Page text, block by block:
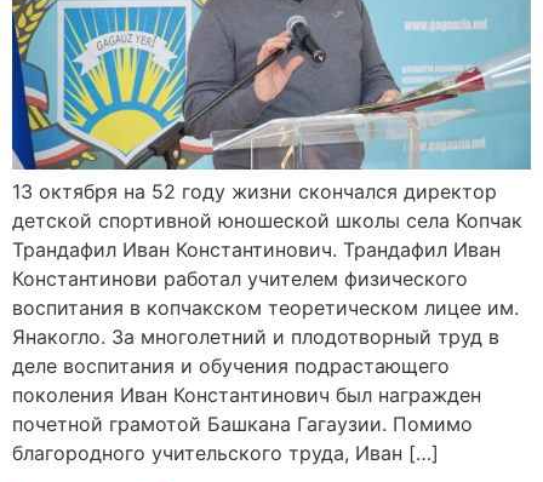
13 октября на 52 году жизни скончался директор
детской спортивной юношеской школы села Копчак
Трандафил Иван Константинович. Трандафил Иван
Константинови работал учителем физического
воспитания в копчакском теоретическом лицее им.
Янакогло. За многолетний и плодотворный труд в
деле воспитания и обучения подрастающего
поколения Иван Константинович был награжден
почетной грамотой Башкана Гагаузии. Помимо
благородного учительского труда, Иван […]